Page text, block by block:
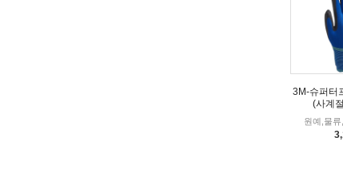
3M-슈퍼터
(사계
원예,물